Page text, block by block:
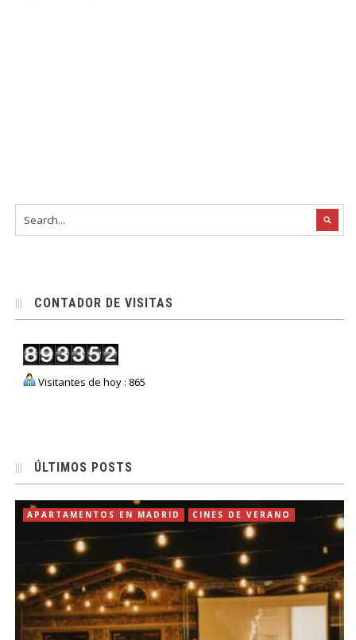
CONTADOR DE VISITAS
Visitantes de hoy : 865
ÚLTIMOS POSTS
APARTAMENTOS EN MADRID CINES DE VERANO